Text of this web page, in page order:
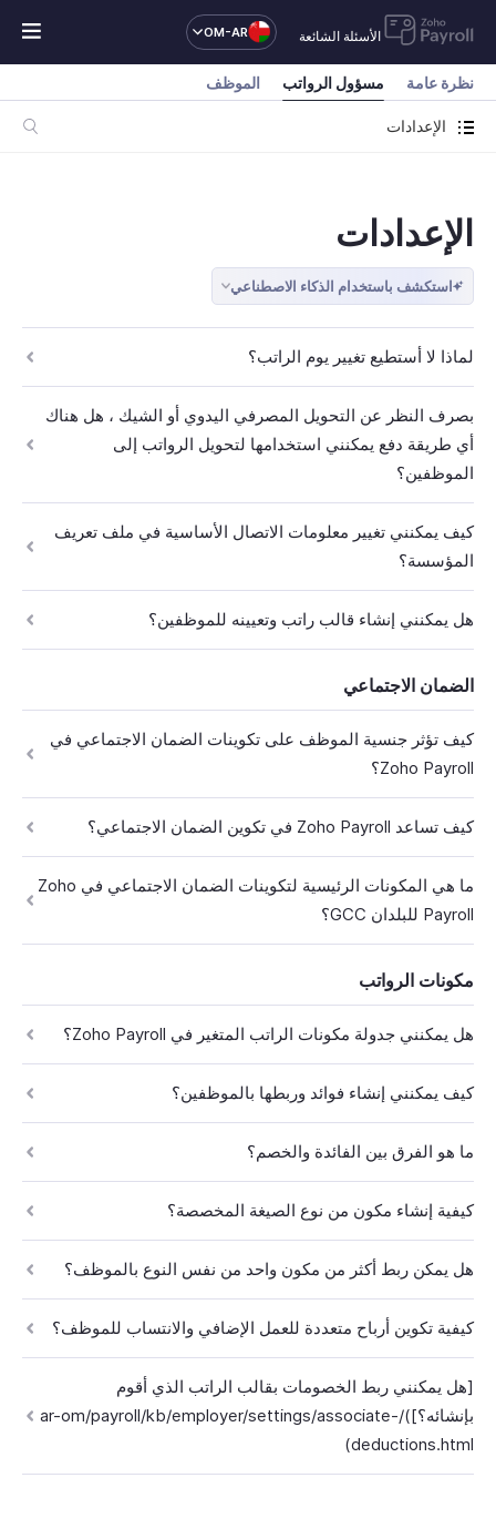
الأسئلة الشائعة OM-AR
الإعدادات
نظرة عامة مسؤول الرواتب الموظف
الإعدادات
استكشف باستخدام الذكاء الاصطناعي
لماذا لا أستطيع تغيير يوم الراتب؟
بصرف النظر عن التحويل المصرفي اليدوي أو الشيك ، هل هناك
أي طريقة دفع يمكنني استخدامها لتحويل الرواتب إلى
الموظفين؟
كيف يمكنني تغيير معلومات الاتصال الأساسية في ملف تعريف
المؤسسة؟
هل يمكنني إنشاء قالب راتب وتعيينه للموظفين؟
الضمان الاجتماعي
كيف تؤثر جنسية الموظف على تكوينات الضمان الاجتماعي في
Zoho Payroll؟
كيف تساعد Zoho Payroll في تكوين الضمان الاجتماعي؟
ما هي المكونات الرئيسية لتكوينات الضمان الاجتماعي في Zoho
Payroll للبلدان GCC؟
مكونات الرواتب
هل يمكنني جدولة مكونات الراتب المتغير في Zoho Payroll؟
كيف يمكنني إنشاء فوائد وربطها بالموظفين؟
ما هو الفرق بين الفائدة والخصم؟
كيفية إنشاء مكون من نوع الصيغة المخصصة؟
هل يمكن ربط أكثر من مكون واحد من نفس النوع بالموظف؟
كيفية تكوين أرباح متعددة للعمل الإضافي والانتساب للموظف؟
[هل يمكنني ربط الخصومات بقالب الراتب الذي أقوم
بإنشائه؟])/ar-om/payroll/kb/employer/settings/associate-
deductions.html)